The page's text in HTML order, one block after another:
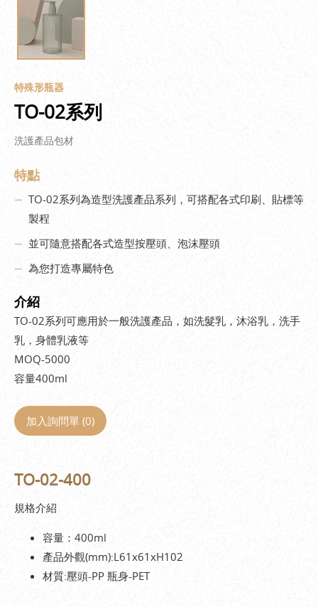
特殊形瓶器
TO-02系列
洗護產品包材
特點
TO-02系列為造型洗護產品系列，可搭配各式印刷、貼標等
製程
並可隨意搭配各式造型按壓頭、泡沫壓頭
為您打造專屬特色
介紹
TO-02系列可應用於一般洗護產品，如洗髮乳，沐浴乳，洗手
乳，身體乳液等
MOQ-5000
容量400ml
加入詢問單 (0)
TO-02-400
規格介紹
容量：400ml
產品外觀(mm):L61x61xH102
材質:壓頭-PP 瓶身-PET